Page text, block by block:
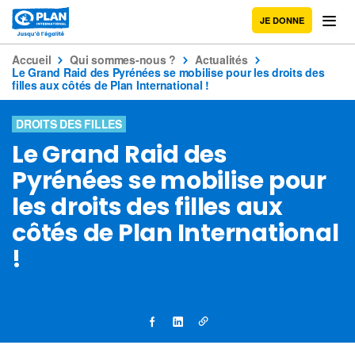
JE DONNE
Accueil Qui sommes-nous ?
Actualités
Le Grand Raid des Pyrénées se mobilise pour les droits des
filles aux côtés de Plan International !
DROITS DES FILLES
Le Grand Raid des
Pyrénées se mobilise pour
les droits des filles aux
côtés de Plan International
!